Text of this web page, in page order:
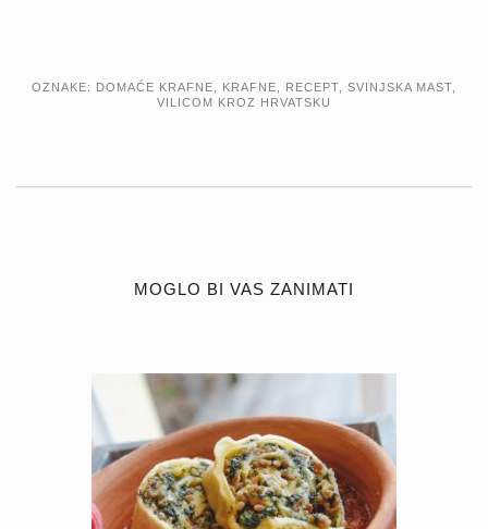
OZNAKE: DOMAĆE KRAFNE KRAFNE RECEPT SVINJSKA MAST
VILICOM KROZ HRVATSKU
MOGLO BI VAS ZANIMATI